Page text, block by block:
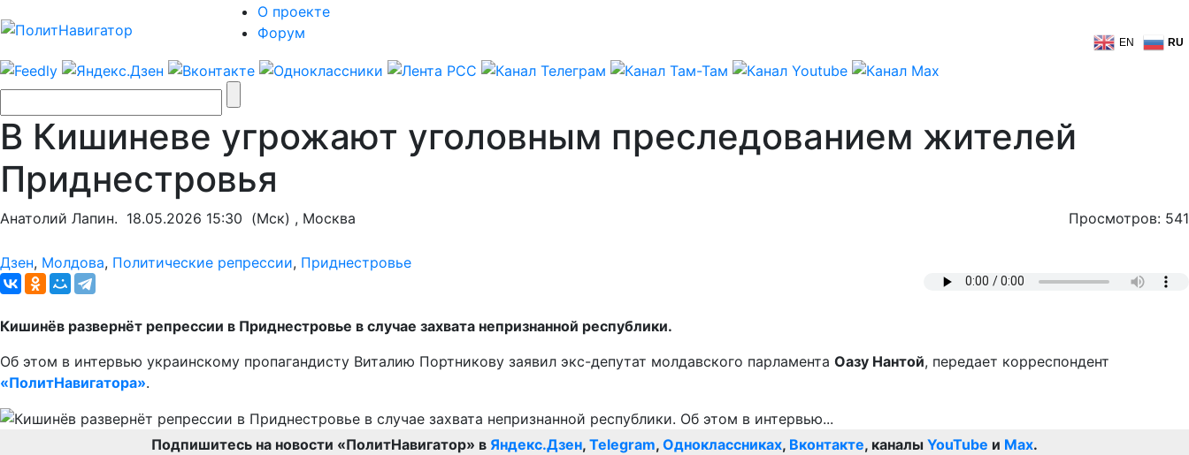
О проекте
Форум
EN RU
В Кишиневе угрожают уголовным преследованием жителей
Приднестровья
Анатолий Лапин. 18.05.2026 15:30 (Мск) , Москва Просмотров: 541
Дзен, Молдова, Политические репрессии, Приднестровье
Кишинёв развернёт репрессии в Приднестровье в случае захвата непризнанной республики.
Об этом в интервью украинскому пропагандисту Виталию Портникову заявил экс-депутат молдавского парламента Оазу Нантой, передает корреспондент
«ПолитНавигатора».
Подпишитесь на новости «ПолитНавигатор» в Яндекс.Дзен, Telegram, Одноклассниках, Вконтакте, каналы YouTube и Max.